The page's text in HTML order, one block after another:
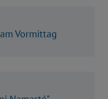
Vormittag